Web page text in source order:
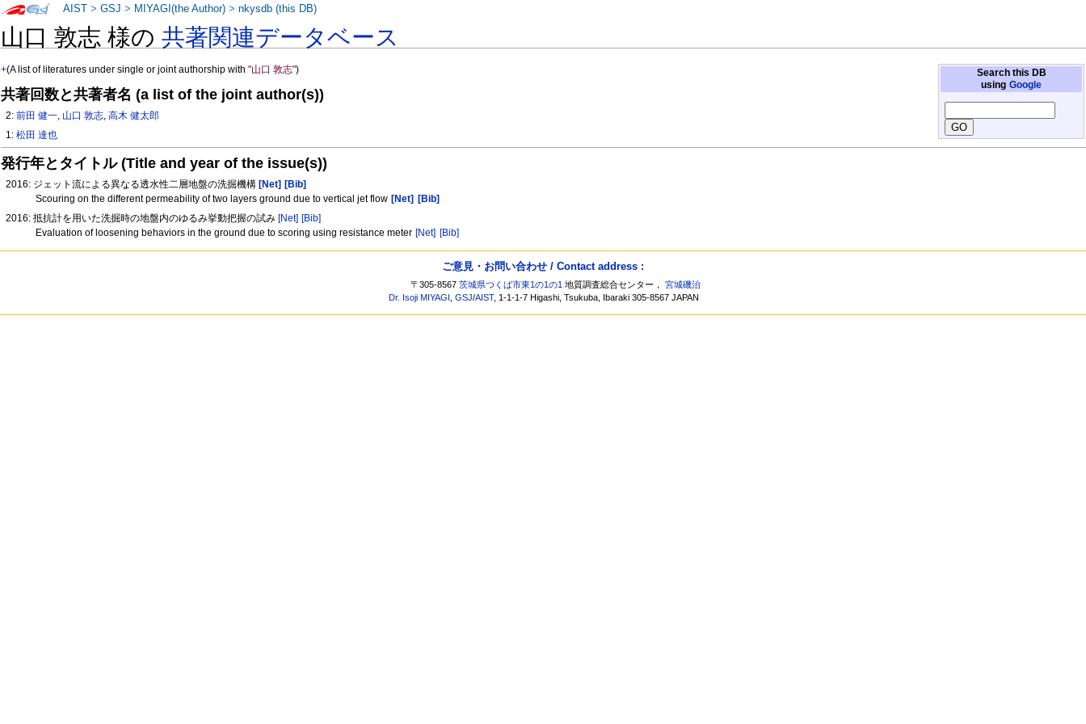
山口 敦志 様の共著関連データベース
Search this DB
using Google
+(A list of literatures under single or joint authorship with"山口 敦志")
共著回数と共著者名 (a list of the joint author(s))
2:前田 健一, 山口 敦志,高木 健太郎
1:松田 達也
発行年とタイトル (Title and year of the issue(s))
2016: ジェット流による異なる透水性二層地盤の洗掘機構 [Net] [Bib]
Scouring on the different permeability of two layers ground due to vertical jet flow [Net]
[Bib]
2016: 抵抗計を用いた洗掘時の地盤内のゆるみ挙動把握の試み [Net] [Bib]
Evaluation of loosening behaviors in the ground due to scoring using resistance meter [Net] [Bib]
AIST >GSJ > MIYAGI(the Author) >nkysdb (this DB)
ご意見・お問い合わせ / Contact address :
〒305-8567茨城県つくば市東1の1の1 地質調査総合センター，宮城磯治
Dr. Isoji MIYAGI ,GSJ/AIST, 1-1-1-7 Higashi, Tsukuba, Ibaraki 305-8567 JAPAN